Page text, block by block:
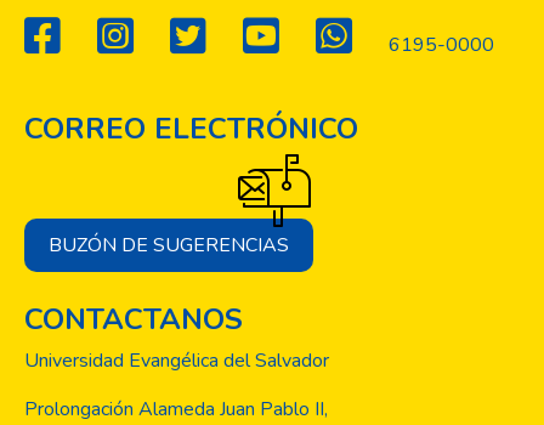
6195-0000
CORREO ELECTRÓNICO
BUZÓN DE SUGERENCIAS
CONTACTANOS
Universidad Evangélica del Salvador
Prolongación Alameda Juan Pablo II,